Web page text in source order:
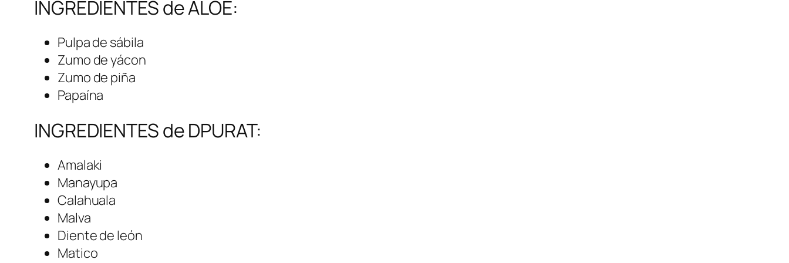
INGREDIENTES de ALOE:
Pulpa de sábila
Zumo de yácon
Zumo de piña
Papaína
INGREDIENTES de DPURAT:
Amalaki
Manayupa
Calahuala
Malva
Diente de león
Matico